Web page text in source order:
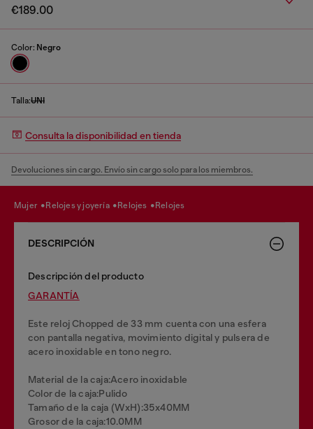
€189.00
Color: Negro
Talla:UNI
Consulta la disponibilidad en tienda
Devoluciones sin cargo. Envío sin cargo solo para los miembros.
mujer relojes y joyería relojes relojes
DESCRIPCIÓN
Descripción del producto
GARANTĺA
Este reloj Chopped de 33 mm cuenta con una esfera
con pantalla negativa, movimiento digital y pulsera de
acero inoxidable en tono negro.
Material de la caja:Acero inoxidable
Color de la caja:Pulido
Tamaño de la caja (WxH):35x40MM
Grosor de la caja:10.0MM